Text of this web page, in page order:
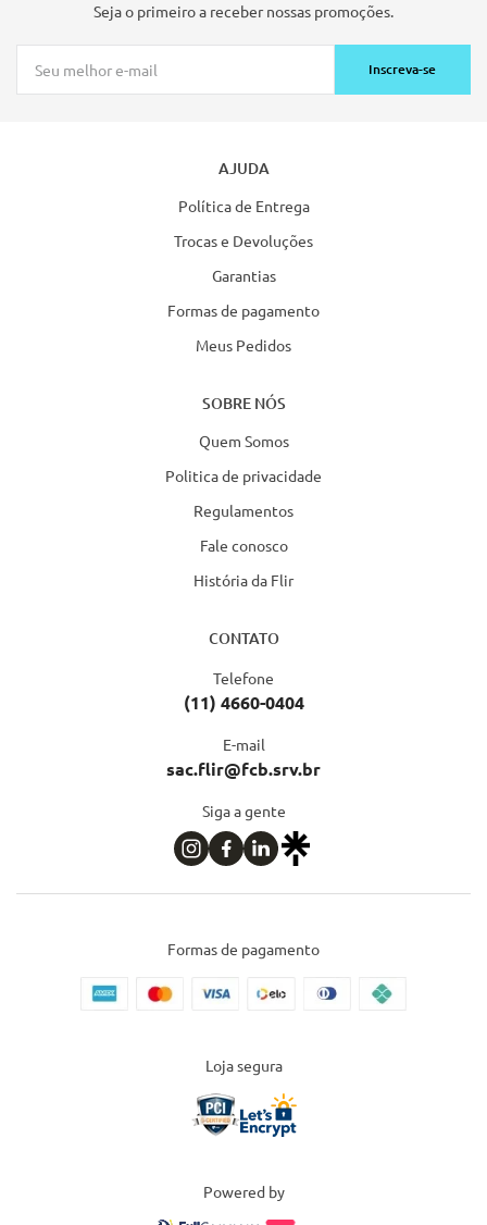
Seja o primeiro a receber nossas promoções.
Inscreva-se
AJUDA
Política de Entrega
Trocas e Devoluções
Garantias
Formas de pagamento
Meus Pedidos
SOBRE NÓS
Quem Somos
Politica de privacidade
Regulamentos
Fale conosco
História da Flir
CONTATO
Telefone
(11) 4660-0404
E-mail
sac.flir@fcb.srv.br
Siga a gente
Formas de pagamento
Loja segura
Powered by